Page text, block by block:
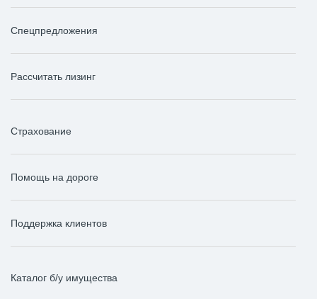
Спецпредложения
Рассчитать лизинг
Страхование
Помощь на дороге
Поддержка клиентов
Каталог б/у имущества